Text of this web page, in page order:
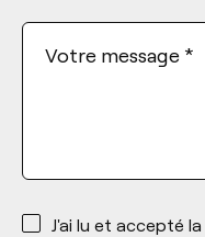
Votre message *
*
J'ai lu et accepté la